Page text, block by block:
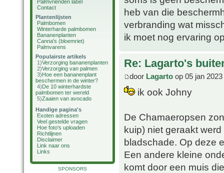
Palmvrienden label
Contact
Plantenlijsten
Palmbomen
Winterharde palmbomen
Bananenplanten
Canna's (bloemriet)
Palmvarens
Populairste artikels
1)Verzorging bananenplanten
2)Verzorging van palmen
3)Hoe een bananenplant
beschermen in de winter?
4)De 10 winterhardste
palmbomen ter wereld
5)Zaaien van avocado
Handige pagina's
Exoten adressen
Veel gestelde vragen
Hoe foto's uploaden
Richtlijnen
Disclaimer
Link naar ons
Links
SPONSORS
heb van die
verbranding wat
ik moet nog ervaring
Re: Lagarto's
door Lagarto op 05 jan
ik ook Johny
De Chamaeropsen
kuip) niet geraakt
bladschade. Op deze
Een andere kleine
komt door een muis